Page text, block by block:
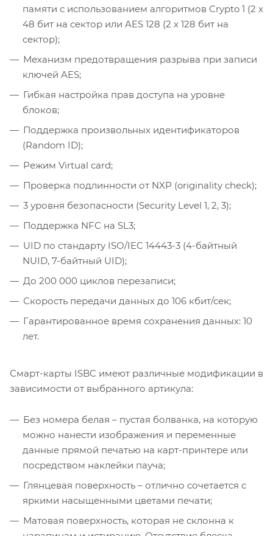
памяти с использованием алгоритмов Crypto 1 (2 x
48 бит на сектор или AES 128 (2 x 128 бит на
сектор);
Механизм предотвращения разрыва при записи
ключей AES;
Гибкая настройка прав доступа на уровне
блоков;
Поддержка произвольных идентификаторов
(Random ID);
Режим Virtual card;
Проверка подлинности от NXP (originality check);
3 уровня безопасности (Security Level 1, 2, 3);
Поддержка NFC на SL3;
UID по стандарту ISO/IEC 14443-3 (4-байтный
NUID, 7-байтный UID);
До 200 000 циклов перезаписи;
Скорость передачи данных до 106 кбит/сек;
Гарантированное время сохранения данных: 10
лет.
Смарт-карты ISBC имеют различные модификации в
зависимости от выбранного артикула:
Без номера белая – пустая болванка, на которую
можно нанести изображения и переменные
данные прямой печатью на карт-принтере или
посредством наклейки пауча;
Глянцевая поверхность – отлично сочетается с
яркими насыщенными цветами печати;
Матовая поверхность, которая не склонна к